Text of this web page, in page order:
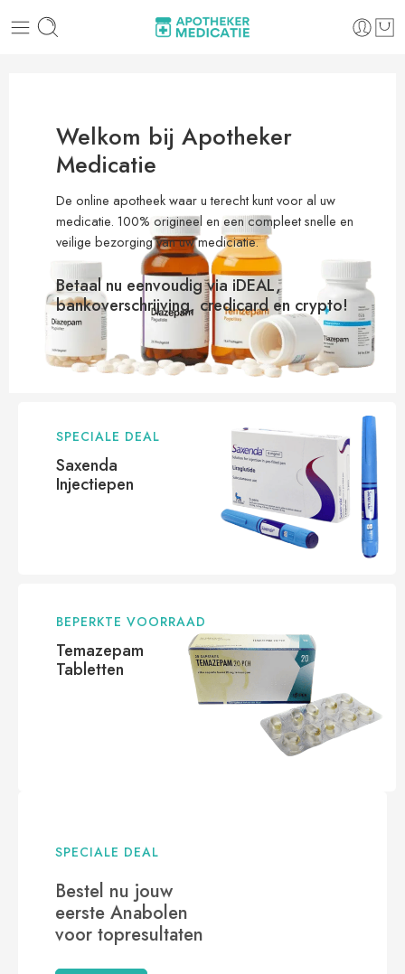
Welkom bij Apotheker
Medicatie
De online apotheek waar u terecht kunt voor al uw
medicatie. 100% origineel en een compleet snelle en
veilige bezorging van uw mediciatie.
Betaal nu eenvoudig via iDEAL,
bankoverschrijving, credicard en crypto!
SPECIALE DEAL
Saxenda
Injectiepen
BEPERKTE VOORRAAD
Temazepam
Tabletten
SPECIALE DEAL
Bestel nu jouw
eerste Anabolen
voor topresultaten